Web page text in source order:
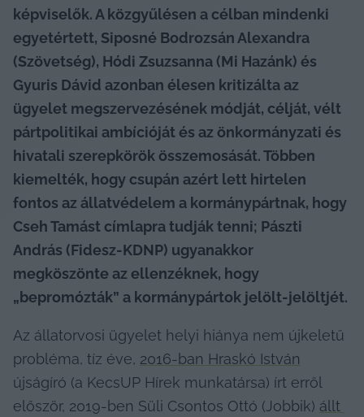
képviselők. A közgyűlésen a célban mindenki
egyetértett, Siposné Bodrozsán Alexandra
(Szövetség), Hódi Zsuzsanna (Mi Hazánk) és
Gyuris Dávid azonban élesen kritizálta az
ügyelet megszervezésének módját, célját, vélt
pártpolitikai ambícióját és az önkormányzati és
hivatali szerepkörök összemosását. Többen
kiemelték, hogy csupán azért lett hirtelen
fontos az állatvédelem a kormánypártnak, hogy
Cseh Tamást címlapra tudják tenni; Pászti
András (Fidesz-KDNP) ugyanakkor
megköszönte az ellenzéknek, hogy
„bepromózták” a kormánypártok jelölt-jelöltjét.
Az állatorvosi ügyelet helyi hiánya nem újkeletű
probléma, tíz éve, 2016-ban Hraskó István
újságíró (a KecsUP Hírek munkatársa) írt erről
először, 2019-ben Süli Csontos Ottó (Jobbik) állt